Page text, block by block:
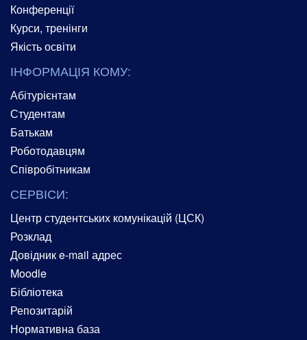
Конференції
Курси, тренінги
Якість освіти
ІНФОРМАЦІЯ КОМУ:
Абітурієнтам
Студентам
Батькам
Роботодавцям
Співробітникам
СЕРВІСИ:
Центр студентських комунікацій (ЦСК)
Розклад
Довідник e-mail адрес
Moodle
Бібліотека
Репозитарій
Нормативна база